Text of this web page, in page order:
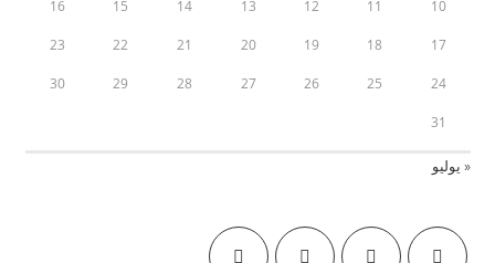
10
11
12
13
14
15
16
17
18
19
20
21
22
23
24
25
26
27
28
29
30
31
« يوليو